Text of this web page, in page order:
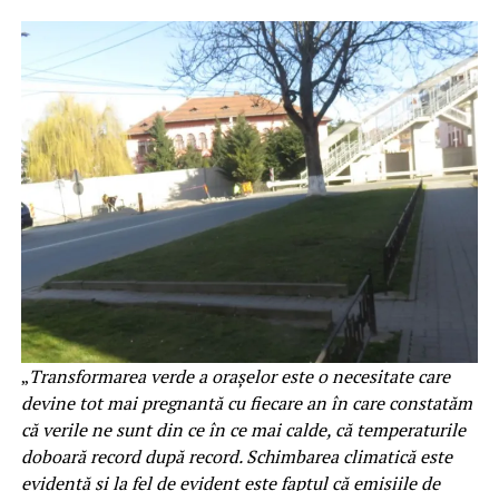
„Transformarea verde a orașelor este o necesitate care
devine tot mai pregnantă cu fiecare an în care constatăm
că verile ne sunt din ce în ce mai calde, că temperaturile
doboară record după record. Schimbarea climatică este
evidentă și la fel de evident este faptul că emisiile de